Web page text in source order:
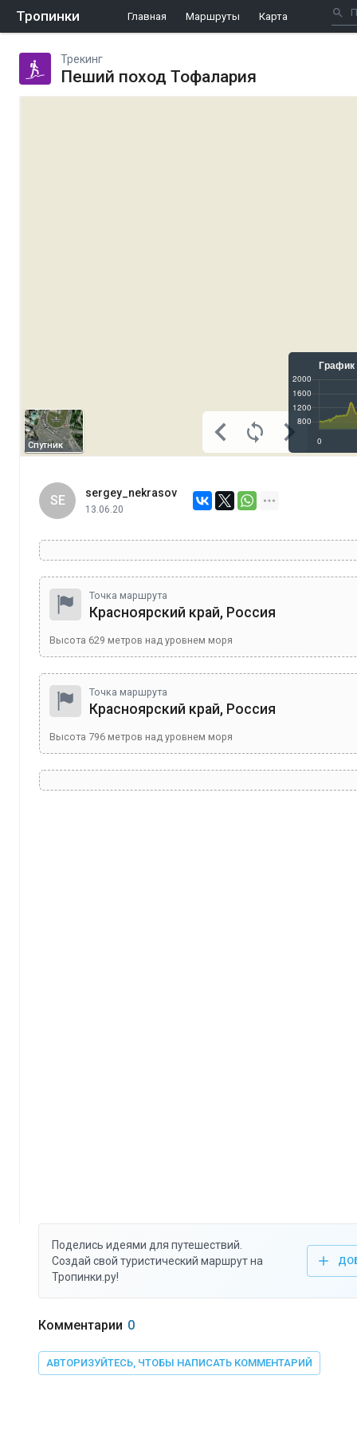
Тропинки Главная Маршруты Карта
Трекинг
Пеший поход Тофалария
Спутник
SE
sergey_nekrasov
13.06.20
Точка маршрута
Красноярский край, Россия
Высота 629 метров над уровнем моря
Точка маршрута
Красноярский край, Россия
Высота 796 метров над уровнем моря
Поделись идеями для путешествий.
Создай свой туристический маршрут на
Тропинки.ру!
Комментарии 0
АВТОРИЗУЙТЕСЬ, ЧТОБЫ НАПИСАТЬ КОММЕНТАРИЙ